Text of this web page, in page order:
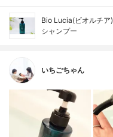
Bio Lucia(ビオルチア)
シャンプー
いちごちゃん